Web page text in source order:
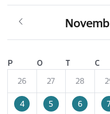
P O T C
26
27 28
4 5 6